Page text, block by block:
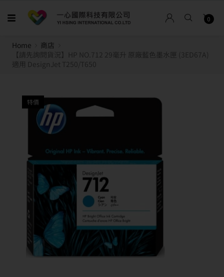
0
Home
商店
【請先詢問貨況】HP NO.712 29毫升 原廠藍色墨水匣 (3ED67A)
適用 DesignJet T250/T650
特價